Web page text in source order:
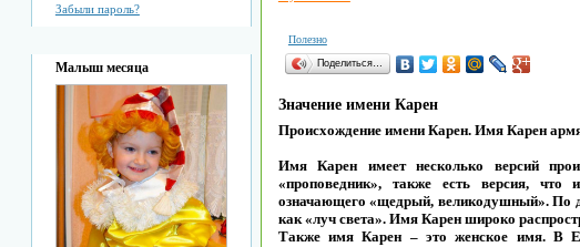
Забыли пароль?
Малыш месяца
Полезно
Поделиться…
Значение имени Карен
Происхождение имени Карен. Имя Карен
Имя Карен имеет несколько версий
«проповедник», также есть версия,
означающего «щедрый, великодушный». По
как «луч света». Имя Карен широко
Также имя Карен – это женское имя. В